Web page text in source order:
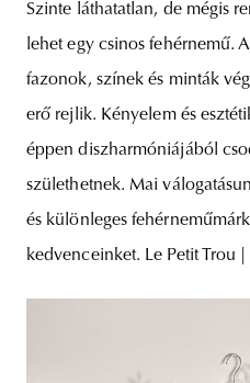
Szinte láthatatlan, de mégis
lehet egy csinos fehérnemű.
fazonok, színek és minták
erő rejlik. Kényelem és
éppen diszharmóniájából
születhetnek. Mai
és különleges
kedvenceinket. Le Petit Trou